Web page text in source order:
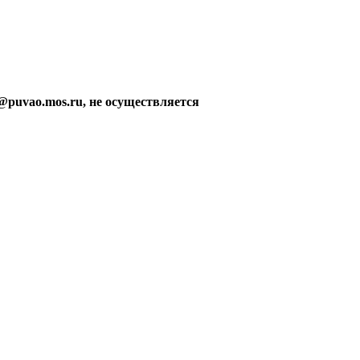
не осуществляется